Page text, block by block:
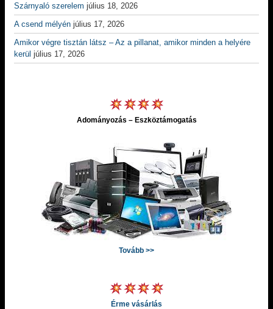
Szárnyaló szerelem július 18, 2026
A csend mélyén július 17, 2026
Amikor végre tisztán látsz – Az a pillanat, amikor minden a helyére
kerül július 17, 2026
Adományozás – Eszköztámogatás
Tovább >>
Érme vásárlás